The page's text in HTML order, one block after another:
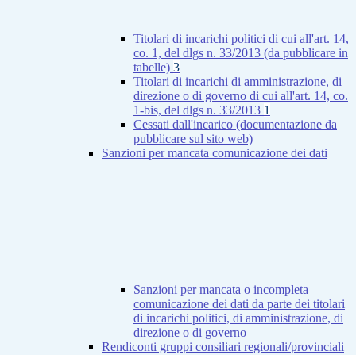
Titolari di incarichi politici di cui all'art. 14,
co. 1, del dlgs n. 33/2013 (da pubblicare in
tabelle) 3
Titolari di incarichi di amministrazione, di
direzione o di governo di cui all'art. 14, co.
1-bis, del dlgs n. 33/2013 1
Cessati dall'incarico (documentazione da
pubblicare sul sito web)
Sanzioni per mancata comunicazione dei dati
Sanzioni per mancata o incompleta
comunicazione dei dati da parte dei titolari
di incarichi politici, di amministrazione, di
direzione o di governo
Rendiconti gruppi consiliari regionali/provinciali